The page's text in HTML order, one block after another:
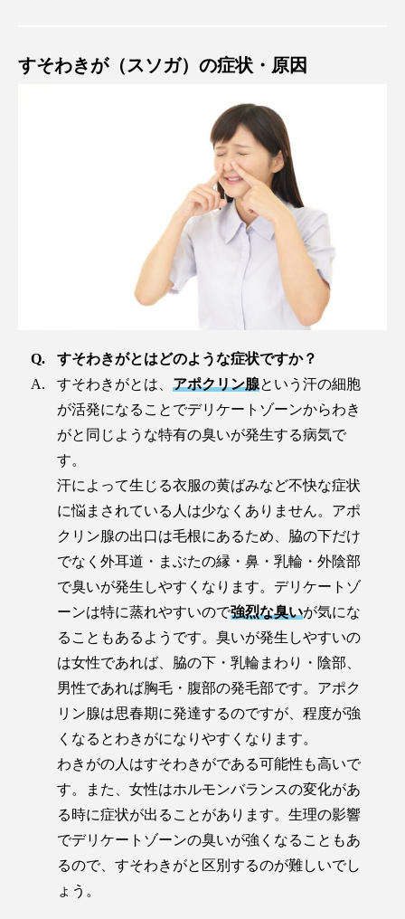
すそわきが（スソガ）の症状・原因
すそわきがとはどのような症状ですか？
すそわきがとは、 アポクリン腺という汗の細胞
が活発になることでデリケートゾーンからわき
がと同じような特有の臭いが発生する病気で
す。
汗によって生じる衣服の黄ばみなど不快な症状
に悩まされている人は少なくありません。アポ
クリン腺の出口は毛根にあるため、脇の下だけ
でなく外耳道・まぶたの縁・鼻・乳輪・外陰部
で臭いが発生しやすくなります。デリケートゾ
ーンは特に蒸れやすいので強烈な臭いが気にな
ることもあるようです。臭いが発生しやすいの
は女性であれば、脇の下・乳輪まわり・陰部、
男性であれば胸毛・腹部の発毛部です。アポク
リン腺は思春期に発達するのですが、程度が強
くなるとわきがになりやすくなります。
わきがの人はすそわきがである可能性も高いで
す。また、女性はホルモンバランスの変化があ
る時に症状が出ることがあります。生理の影響
でデリケートゾーンの臭いが強くなることもあ
るので、すそわきがと区別するのが難しいでし
ょう。